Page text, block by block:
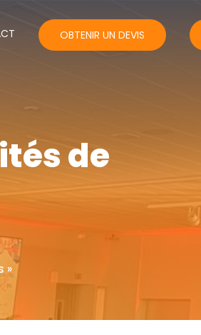
OBTENIR UN DEVIS
de
»